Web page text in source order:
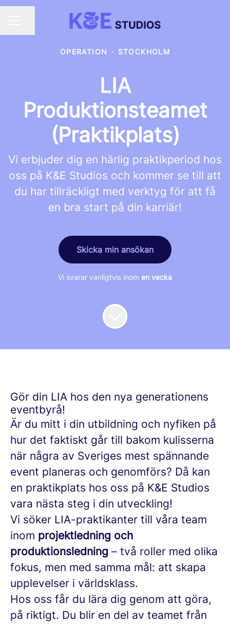
OPERATION · STOCKHOLM
LIA
Produktionsteamet
(Praktikplats)
Vi erbjuder dig en härlig praktikperiod hos
oss på K&E Studios och kommer se till att
du har tillräckligt med verktyg för att få
en bra start på din karriär!
Skicka min ansökan
Vi svarar vanligtvis inom en vecka
Gör din LIA hos den nya generationens
eventbyrå!
Är du mitt i din utbildning och nyfiken på
hur det faktiskt går till bakom kulisserna
när några av Sveriges mest spännande
event planeras och genomförs? Då kan
en praktikplats hos oss på K&E Studios
vara nästa steg i din utveckling!
Vi söker LIA-praktikanter till våra team
inom projektledning och
produktionsledning – två roller med olika
fokus, men med samma mål: att skapa
upplevelser i världsklass.
Hos oss får du lära dig genom att göra,
på riktigt. Du blir en del av teamet från